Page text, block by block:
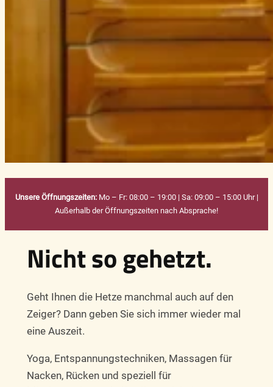
Unsere Öffnungszeiten:Mo – Fr: 08:00 – 19:00 | Sa: 09:00 – 15:00 Uhr |
Außerhalb der Öffnungszeiten nach Absprache!
Nicht so gehetzt.
Geht Ihnen die Hetze manchmal auch auf den
Zeiger? Dann geben Sie sich immer wieder mal
eine Auszeit.
Yoga, Entspannungstechniken, Massagen für
Nacken, Rücken und speziell für